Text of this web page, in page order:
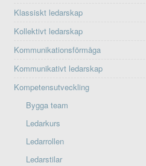
Klassiskt ledarskap
Kollektivt ledarskap
Kommunikationsförmåga
Kommunikativt ledarskap
Kompetensutveckling
Bygga team
Ledarkurs
Ledarrollen
Ledarstilar